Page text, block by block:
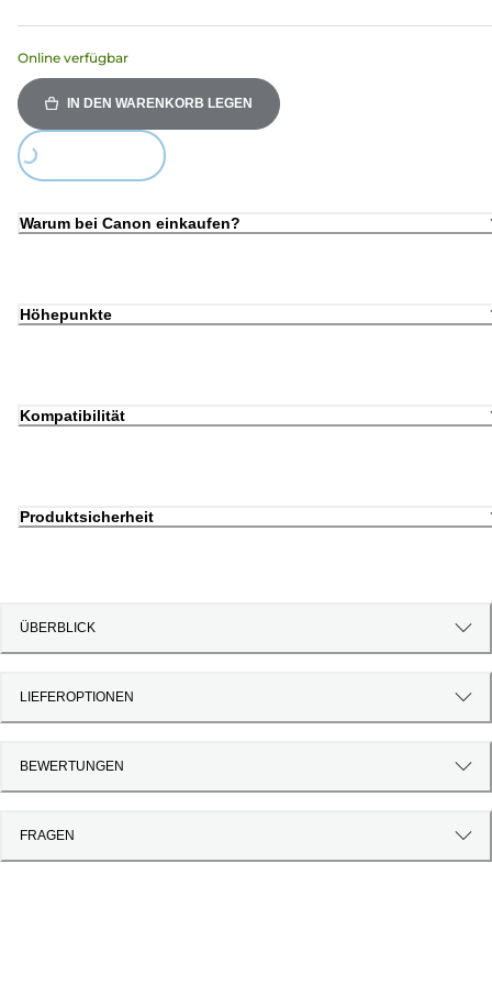
Online verfügbar
IN DEN WARENKORB LEGEN
Loading...
Warum bei Canon einkaufen?
Höhepunkte
Kompatibilität
Produktsicherheit
ÜBERBLICK
LIEFEROPTIONEN
BEWERTUNGEN
FRAGEN